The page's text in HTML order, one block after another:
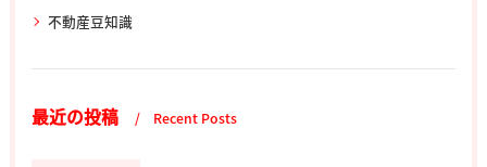
不動産豆知識
最近の投稿 Recent Posts